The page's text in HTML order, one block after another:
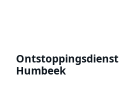
Humbeek